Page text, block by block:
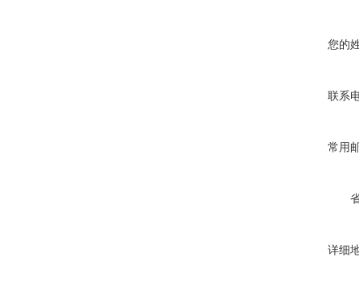
您的
联系
常用
详细